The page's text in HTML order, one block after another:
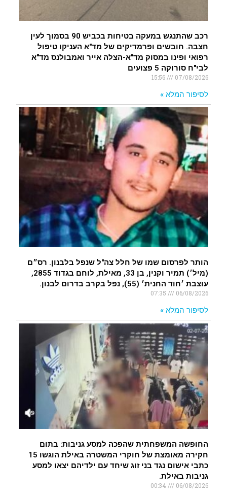
רכב שהתנגש במעקה בטיחות בכביש 90 בסמוך לעין
חצבה. חובשים ופרמדיקים של מד"א העניקו טיפול
רפואי ופינו במסוק מד"א-הצלה אייר ואמבולנס מד"א
לבי"ח סורוקה 5 פצועים
07/08/2026
15:56
לסיפור המלא »
הותר לפרסום שמו של חלל צה"ל שנפל בלבנון. רס״ם
(מיל׳) תמיר וקנין, בן 33, מאילת, לוחם בגדוד 2855,
עוצבת ׳חוד החנית׳ (55), נפל בקרב בדרום לבנון.
06/08/2026
לסיפור המלא »
החופשה המשפחתית שהפכה למסע גניבות: בתום
חקירה מאומצת של חוקרי המשטרה באילת הוגשו 15
כתבי אישום נגד בני זוג שיחד עם ילדיהם יצאו למסע
גניבות באילת.
06/08/2026